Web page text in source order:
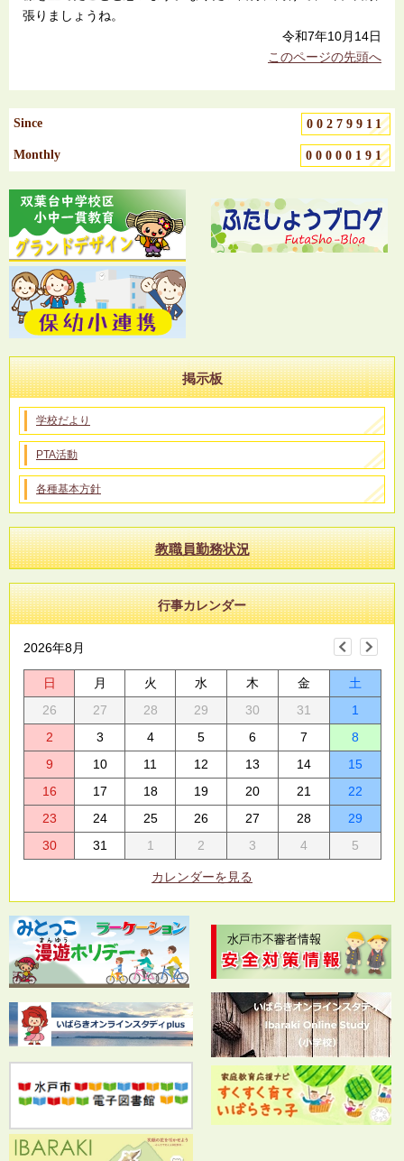
Since 00279911
Monthly 00000191
掲示板
学校だより
PTA活動
各種基本方針
教職員勤務状況
行事カレンダー
2026年8月
日 月 火 水 木 金
土
26
27 28 29 30 31
1
2
3 4 5 6 7
8
9
10 11 12 13 14
15
16
17 18 19 20 21
22
23
24 25 26 27 28
29
30
31 1 2 3 4 5
カレンダーを見る
張りましょうね。
令和7年10月14日
このページの先頭へ